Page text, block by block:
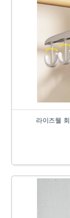
라이즈웰